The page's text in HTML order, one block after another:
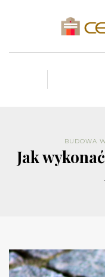
BUDOWA
Jak